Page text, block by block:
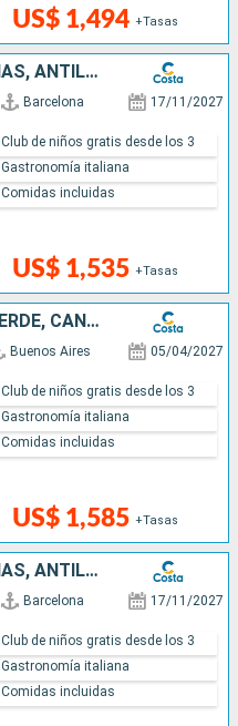
US$ 1,494 +Tasas
ESPAÑA, GIBRALTAR, CANARIAS, ANTILLAS, ISLAS VÍRGENES
Barcelona 17/11/2027
US$ 1,535 +Tasas
Club de niños gratis desde los 3
Gastronomía italiana
Comidas incluidas
ARGENTINA, BRASIL, CABO VERDE, CANARIAS, MADEIRA, ESPAÑA, FRANCIA, ITALIA
Buenos Aires 05/04/2027
US$ 1,585 +Tasas
Club de niños gratis desde los 3
Gastronomía italiana
Comidas incluidas
ESPAÑA, GIBRALTAR, CANARIAS, ANTILLAS, ISLAS VÍRGENES
Barcelona 17/11/2027
Club de niños gratis desde los 3
Gastronomía italiana
Comidas incluidas